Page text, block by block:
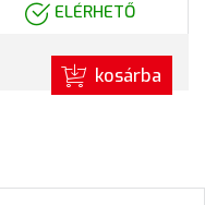
ELÉRHETŐ
kosárba